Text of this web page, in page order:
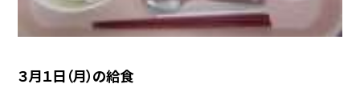
３月１日（月）の給食